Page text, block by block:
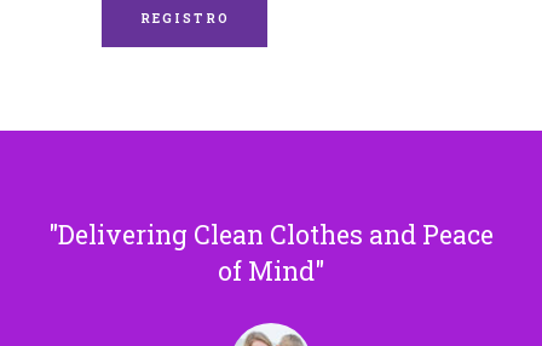
Delivering Clean Clothes and Peace
of Mind